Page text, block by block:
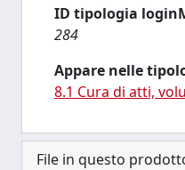
ID tipologia
284
Appare nelle
8.1 Cura di atti,
File in questo